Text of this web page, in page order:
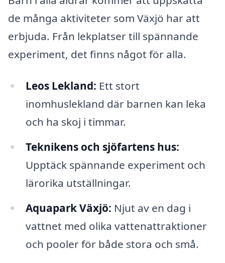
de många aktiviteter som Växjö har att
erbjuda. Från lekplatser till spännande
experiment, det finns något för alla.
Leos Lekland: Ett stort
inomhuslekland där barnen kan leka
och ha skoj i timmar.
Teknikens och sjöfartens hus:
Upptäck spännande experiment och
lärorika utställningar.
Aquapark Växjö: Njut av en dag i
vattnet med olika vattenattraktioner
och pooler för både stora och små.